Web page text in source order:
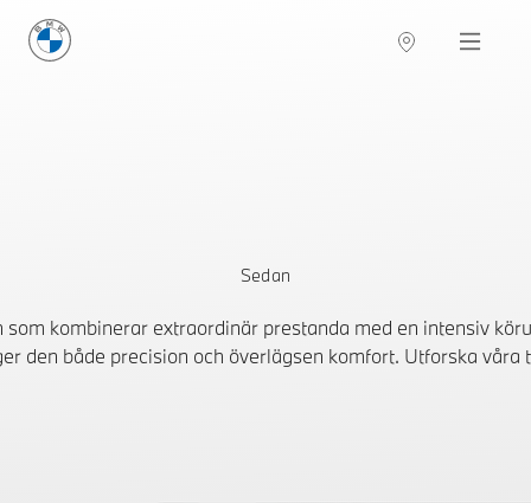
BMW Sverige Navigation
Sedan
kombinerar extraordinär prestanda med en intensiv
den både precision och överlägsen komfort. Utforska